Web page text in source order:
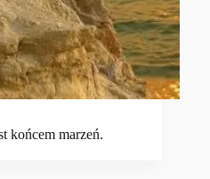
końcem marzeń.